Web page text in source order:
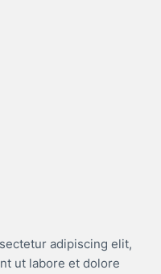
adipiscing elit,
ut labore et dolore